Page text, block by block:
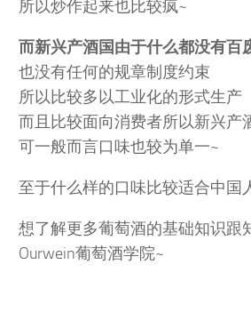
所以炒作起来也比较疯~
而新兴产酒国由于什么都没有百
也没有任何的规章制度约束
所以比较多以工业化的形式生产
而且比较面向消费者所以新兴产
可一般而言口味也较为单一~
至于什么样的口味比较适合中
想了解更多葡萄酒的基础知识跟
Ourwein葡萄酒学院~